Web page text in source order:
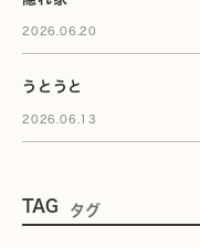
2026.06.20
うとうと
2026.06.13
TAG タグ